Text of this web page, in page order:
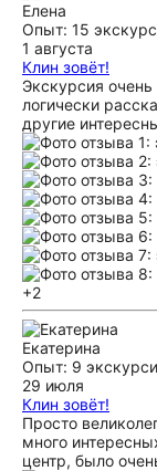
Елена
Опыт: 15
1 августа
Клин зовёт!
Экскурсия
логически
другие
+2
Екатерина
Опыт: 9
29 июля
Клин зовёт!
Просто
много
центр, было